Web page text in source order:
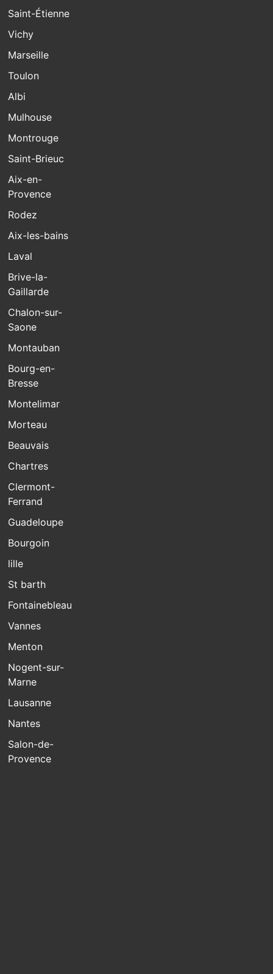
Saint-Étienne
Vichy
Marseille
Toulon
Albi
Mulhouse
Montrouge
Saint-Brieuc
Aix-en-
Provence
Rodez
Aix-les-bains
Laval
Brive-la-
Gaillarde
Chalon-sur-
Saone
Montauban
Bourg-en-
Bresse
Montelimar
Morteau
Beauvais
Chartres
Clermont-
Ferrand
Guadeloupe
Bourgoin
lille
St barth
Fontainebleau
Vannes
Menton
Nogent-sur-
Marne
Lausanne
Nantes
Salon-de-
Provence